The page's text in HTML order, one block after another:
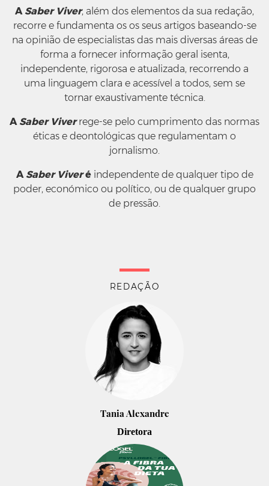
ASaber Viver, além dos elementos da sua redação,
recorre e fundamenta os os seus artigos baseando-se
na opinião de especialistas das mais diversas áreas de
forma a fornecer informação geral isenta,
independente, rigorosa e atualizada, recorrendo a
uma linguagem clara e acessível a todos, sem se
tornar exaustivamente técnica.
ASaber Viverrege-se pelo cumprimento das normas
éticas e deontológicas que regulamentam o
jornalismo.
ASaber Viveréindependente de qualquer tipo de
poder, económico ou político, ou de qualquer grupo
de pressão.
REDAÇÃO
Tania Alexandre
Diretora